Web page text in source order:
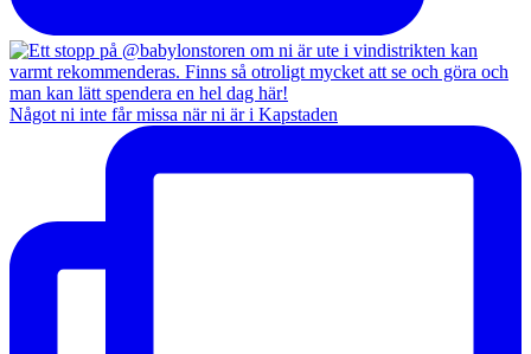
Något ni inte får missa när ni är i Kapstaden